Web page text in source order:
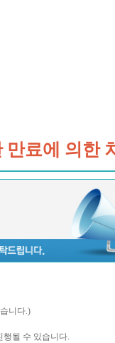
만료에 의한
니다.)
행될 수 있습니다.